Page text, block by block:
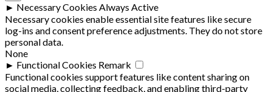
► Necessary Cookies Always Active
Necessary cookies enable essential site features like secure
log-ins and consent preference adjustments. They do not store
personal data.
None
► Functional Cookies Remark
Functional cookies support features like content sharing on
social media, collecting feedback, and enabling third-party